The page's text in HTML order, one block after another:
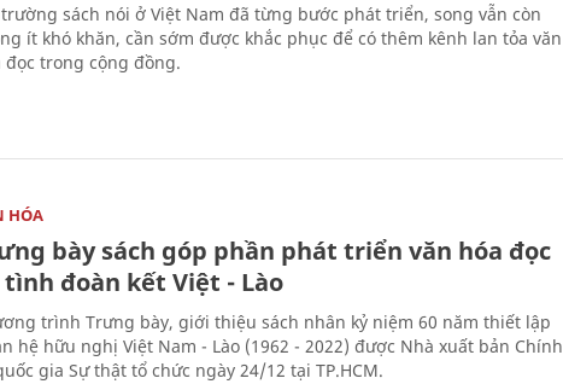
sách nói ở Việt Nam đã từng bước phát triển, song vẫn còn
ít khó khăn, cần sớm được khắc phục để có thêm kênh lan tỏa văn
đọc trong cộng đồng.
HÓA
bày sách góp phần phát triển văn hóa đọc
tình đoàn kết Việt - Lào
trình Trưng bày, giới thiệu sách nhân kỷ niệm 60 năm thiết lập
hệ hữu nghị Việt Nam - Lào (1962 - 2022) được Nhà xuất bản Chính
gia Sự thật tổ chức ngày 24/12 tại TP.HCM.